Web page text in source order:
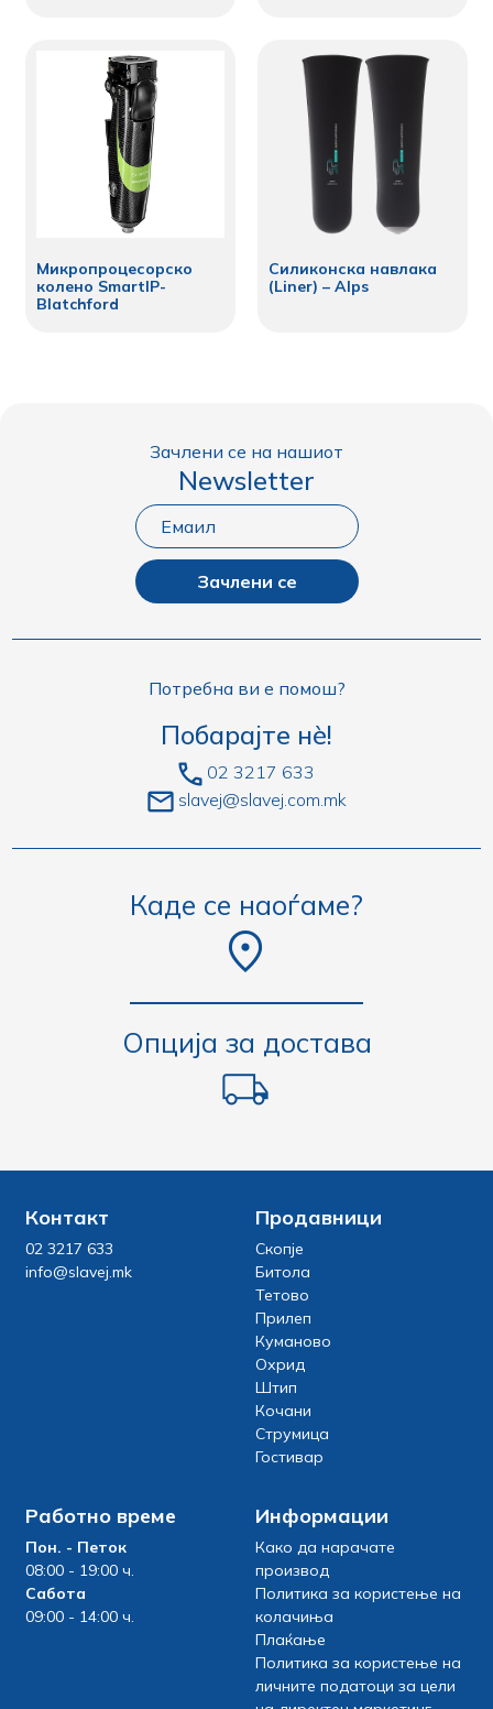
Микропроцесорско
колено SmartIP-
Blatchford
Силиконска навлака
(Liner) – Alps
Зачлени се на нашиот
Newsletter
Зачлени се
Потребна ви е помош?
Побарајте нè!
02 3217 633
slavej@slavej.com.mk
Каде се наоѓаме?
Опција за достава
Контакт
02 3217 633
info@slavej.mk
Продавници
Скопје
Битола
Тетово
Прилеп
Куманово
Охрид
Штип
Кочани
Струмица
Гостивар
Работно време
Пон. - Петок
08:00 - 19:00 ч.
Сабота
09:00 - 14:00 ч.
Информации
Како да нарачате
производ
Политика за користење на
колачиња
Плаќање
Политика за користење на
личните податоци за цели